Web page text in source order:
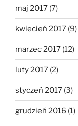
maj 2017 (7)
kwiecień 2017 (9)
marzec 2017 (12)
luty 2017 (2)
styczeń 2017 (3)
grudzień 2016 (1)